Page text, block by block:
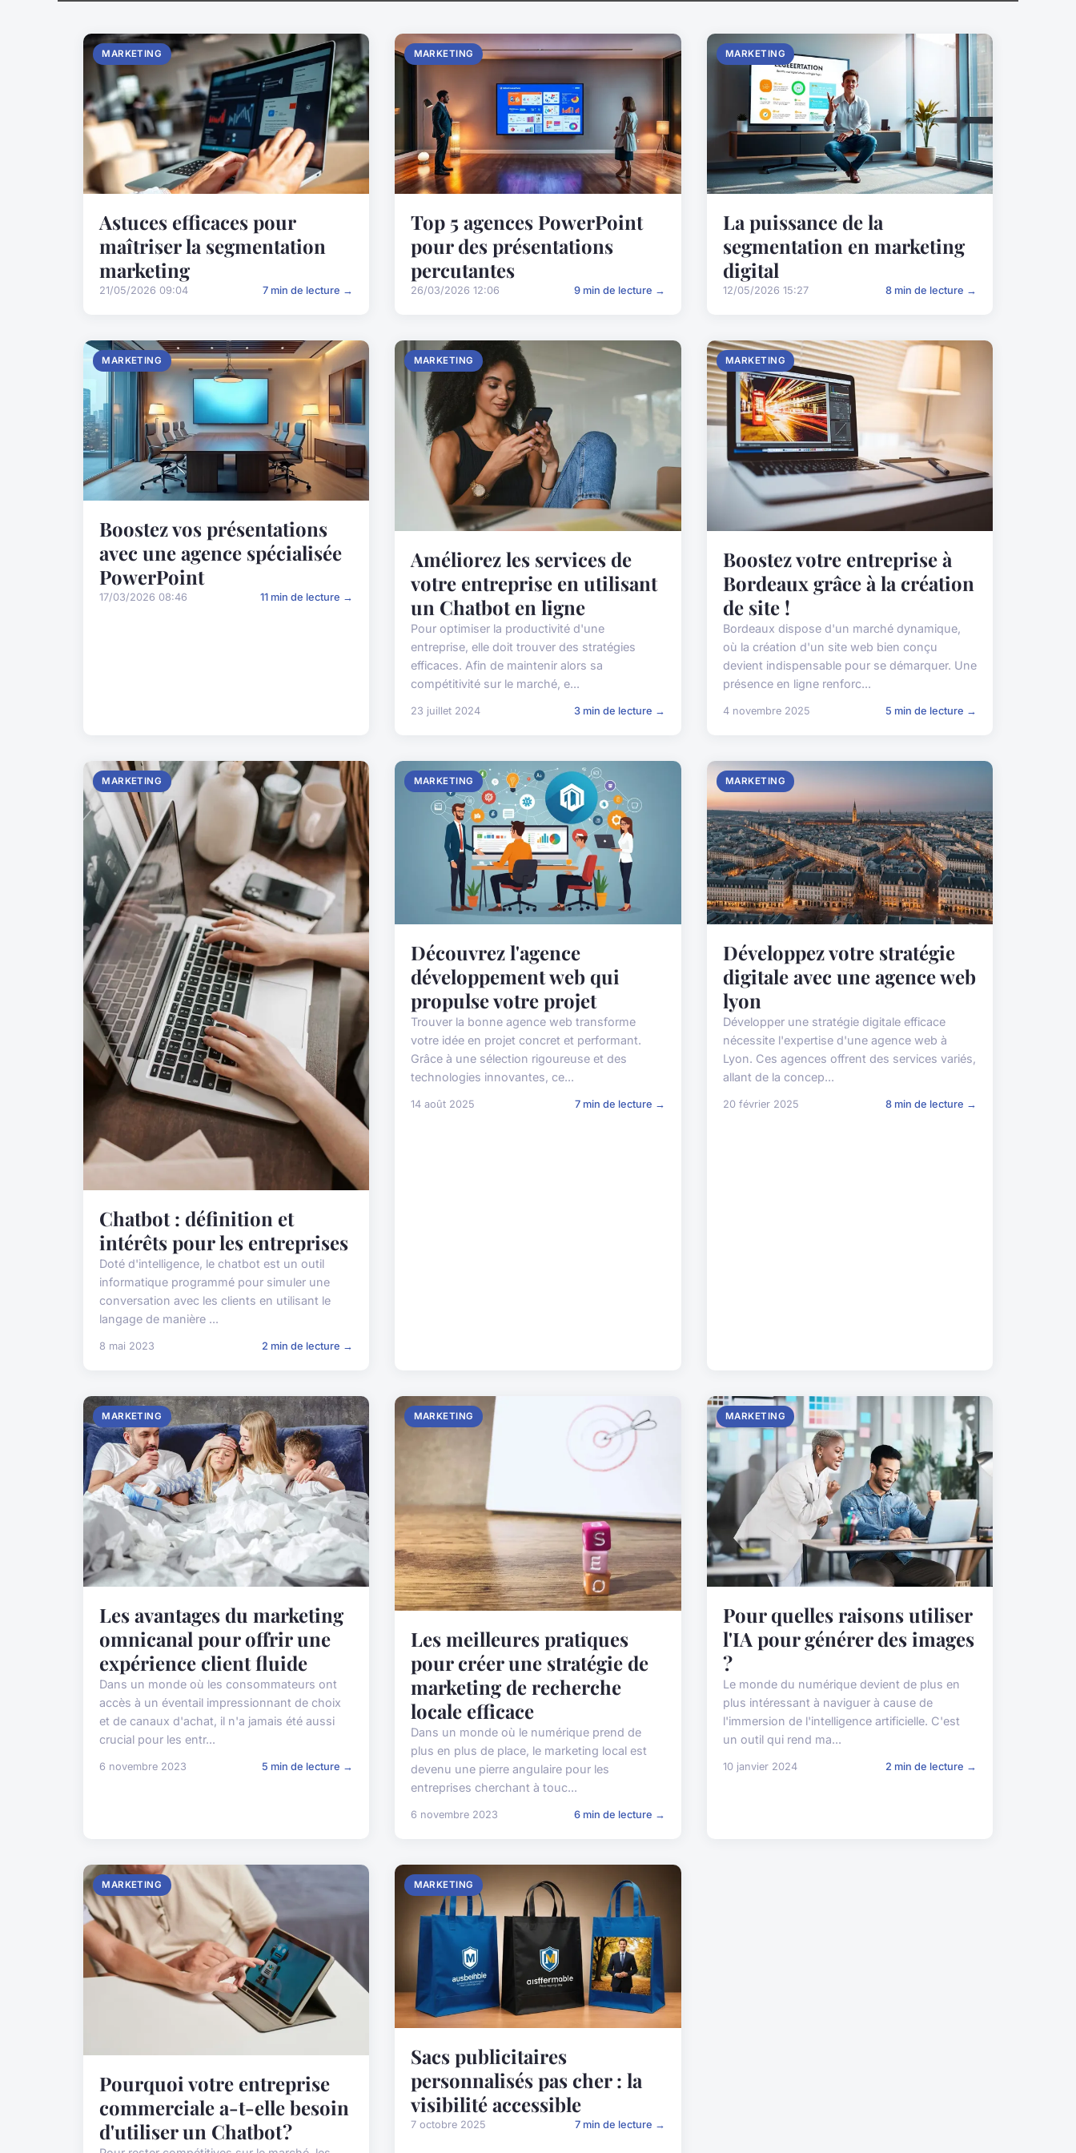
MARKETING
Astuces efficaces pour
maîtriser la segmentation
marketing
21/05/2026 09:04 7 min de lecture →
MARKETING
Top 5 agences PowerPoint
pour des présentations
percutantes
26/03/2026 12:06 9 min de lecture →
MARKETING
La puissance de la
segmentation en marketing
digital
12/05/2026 15:27 8 min de lecture →
MARKETING
Boostez vos présentations
avec une agence spécialisée
PowerPoint
17/03/2026 08:46 11 min de lecture →
MARKETING
Améliorez les services de
votre entreprise en utilisant
un Chatbot en ligne
Pour optimiser la productivité d'une
entreprise, elle doit trouver des stratégies
efficaces. Afin de maintenir alors sa
compétitivité sur le marché, e...
23 juillet 2024 3 min de lecture →
MARKETING
Boostez votre entreprise à
Bordeaux grâce à la création
de site !
Bordeaux dispose d'un marché dynamique,
où la création d'un site web bien conçu
devient indispensable pour se démarquer. Une
présence en ligne renforc...
4 novembre 2025 5 min de lecture →
MARKETING
Chatbot : définition et
intérêts pour les entreprises
Doté d'intelligence, le chatbot est un outil
informatique programmé pour simuler une
conversation avec les clients en utilisant le
langage de manière ...
8 mai 2023 2 min de lecture →
MARKETING
Découvrez l'agence
développement web qui
propulse votre projet
Trouver la bonne agence web transforme
votre idée en projet concret et performant.
Grâce à une sélection rigoureuse et des
technologies innovantes, ce...
14 août 2025 7 min de lecture →
MARKETING
Développez votre stratégie
digitale avec une agence web
lyon
Développer une stratégie digitale efficace
nécessite l'expertise d'une agence web à
Lyon. Ces agences offrent des services variés,
allant de la concep...
20 février 2025 8 min de lecture →
MARKETING
Les avantages du marketing
omnicanal pour offrir une
expérience client fluide
Dans un monde où les consommateurs ont
accès à un éventail impressionnant de choix
et de canaux d'achat, il n'a jamais été aussi
crucial pour les entr...
6 novembre 2023 5 min de lecture →
MARKETING
Les meilleures pratiques
pour créer une stratégie de
marketing de recherche
locale efficace
Dans un monde où le numérique prend de
plus en plus de place, le marketing local est
devenu une pierre angulaire pour les
entreprises cherchant à touc...
6 novembre 2023 6 min de lecture →
MARKETING
Pour quelles raisons utiliser
l'IA pour générer des images
?
Le monde du numérique devient de plus en
plus intéressant à naviguer à cause de
l'immersion de l'intelligence artificielle. C'est
un outil qui rend ma...
10 janvier 2024 2 min de lecture →
MARKETING
Pourquoi votre entreprise
commerciale a-t-elle besoin
d'utiliser un Chatbot ?
MARKETING
Sacs publicitaires
personnalisés pas cher : la
visibilité accessible
7 octobre 2025 7 min de lecture →